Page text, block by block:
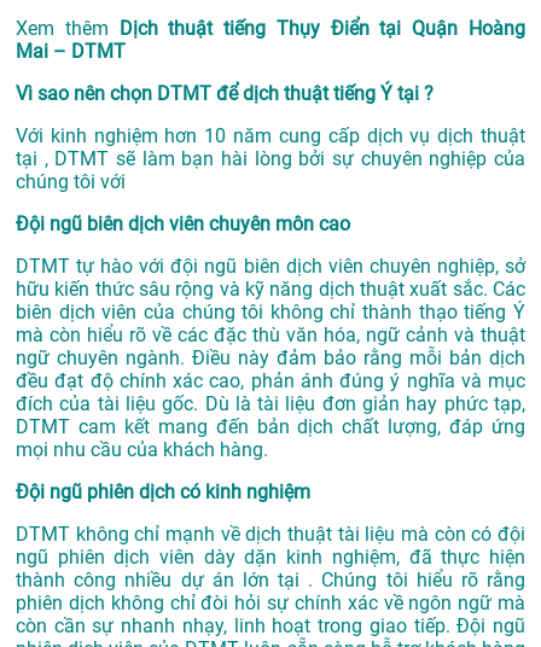
Xem thêm
Dịch thuật tiếng Thụy Điển tại Quận Hoàng
Mai – DTMT
Vì sao nên chọn DTMT để dịch thuật tiếng Ý tại ?
Với kinh nghiệm hơn 10 năm cung cấp dịch vụdịch thuật
tại , DTMT sẽ làm bạn hài lòng bởi sự chuyên nghiệp của
chúng tôi với
Đội ngũ biên dịch viên chuyên môn cao
DTMT tự hào với đội ngũ biên dịch viên chuyên nghiệp, sở
hữu kiến thức sâu rộng và kỹ năng dịch thuật xuất sắc. Các
biên dịch viên của chúng tôi không chỉ thành thạo tiếng Ý
mà còn hiểu rõ về các đặc thù văn hóa, ngữ cảnh và thuật
ngữ chuyên ngành. Điều này đảm bảo rằng mỗi bản dịch
đều đạt độ chính xác cao, phản ánh đúng ý nghĩa và mục
đích của tài liệu gốc. Dù là tài liệu đơn giản hay phức tạp,
DTMT cam kết mang đến bản dịch chất lượng, đáp ứng
mọi nhu cầu của khách hàng.
Đội ngũ phiên dịch có kinh nghiệm
DTMT không chỉ mạnh về dịch thuật tài liệu mà còn có đội
ngũ phiên dịch viên dày dặn kinh nghiệm, đã thực hiện
thành công nhiều dự án lớn tại . Chúng tôi hiểu rõ rằng
phiên dịch không chỉ đòi hỏi sự chính xác về ngôn ngữ mà
còn cần sự nhanh nhạy, linh hoạt trong giao tiếp. Đội ngũ